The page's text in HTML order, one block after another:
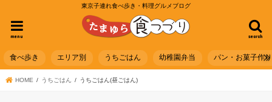
東京子連れ食べ歩き・料理グルメブログ
search
menu
食べ歩き エリア別 うちごはん 幼稚園弁当 パン・お菓子作り
HOME うちごはん うちごはん(昼ごはん)